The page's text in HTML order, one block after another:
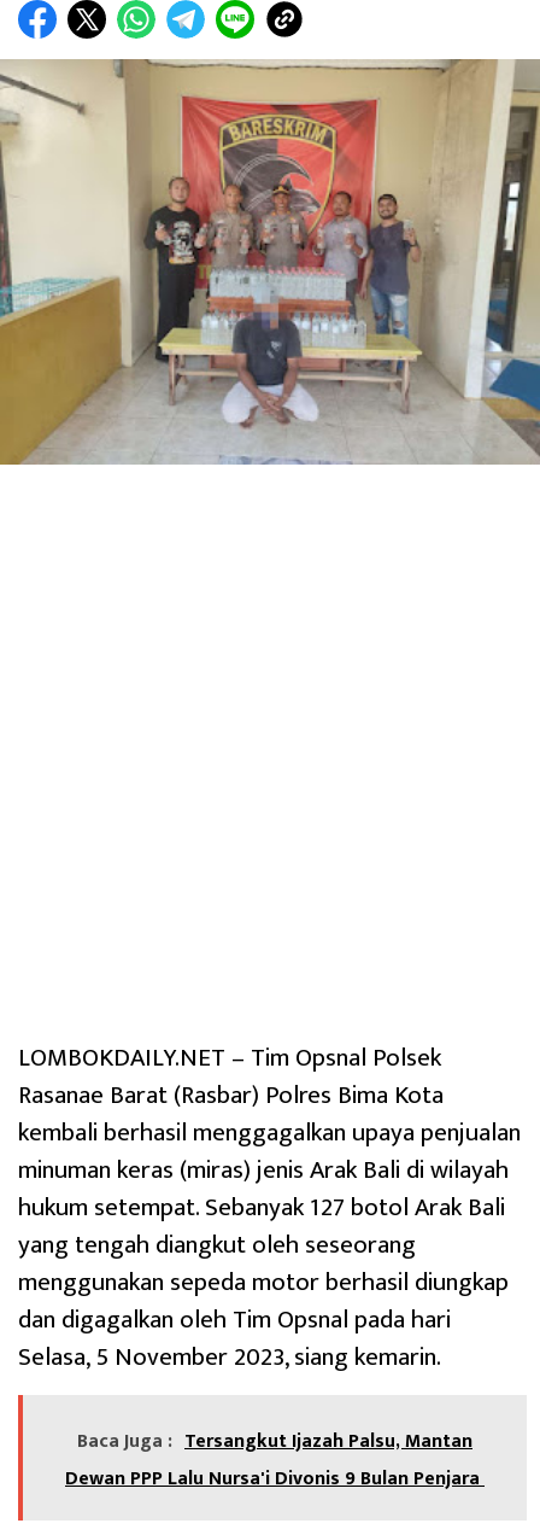
LOMBOKDAILY.NET – Tim Opsnal Polsek
Rasanae Barat (Rasbar) Polres Bima Kota
kembali berhasil menggagalkan upaya penjualan
minuman keras (miras) jenis Arak Bali di wilayah
hukum setempat. Sebanyak 127 botol Arak Bali
yang tengah diangkut oleh seseorang
menggunakan sepeda motor berhasil diungkap
dan digagalkan oleh Tim Opsnal pada hari
Selasa, 5 November 2023, siang kemarin.
Baca Juga : Tersangkut Ijazah Palsu, Mantan
Dewan PPP Lalu Nursa'i Divonis 9 Bulan Penjara